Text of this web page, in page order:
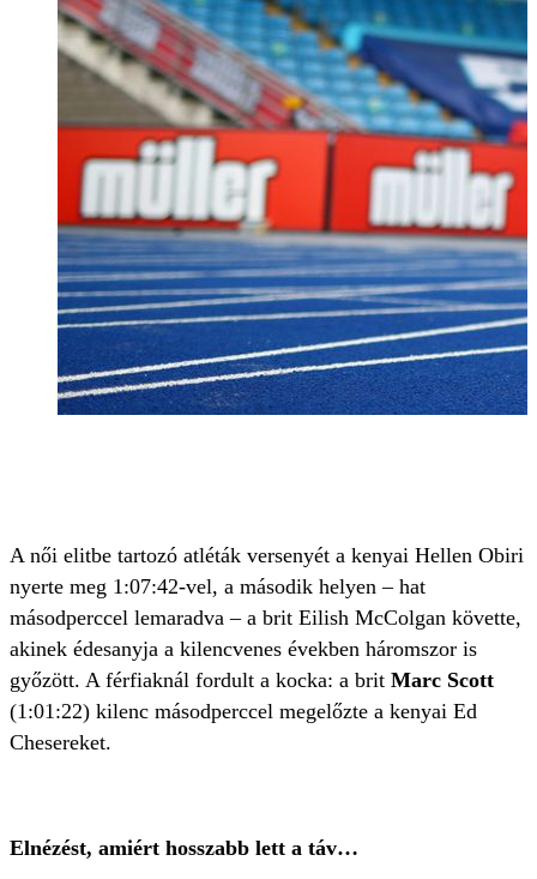
A női elitbe tartozó atléták versenyét a kenyai Hellen Obiri
nyerte meg 1:07:42-vel, a második helyen – hat
másodperccel lemaradva – a brit Eilish McColgan követte,
akinek édesanyja a kilencvenes években háromszor is
győzött. A férfiaknál fordult a kocka: a brit Marc Scott
(1:01:22) kilenc másodperccel megelőzte a kenyai Ed
Chesereket.
Elnézést, amiért hosszabb lett a táv…